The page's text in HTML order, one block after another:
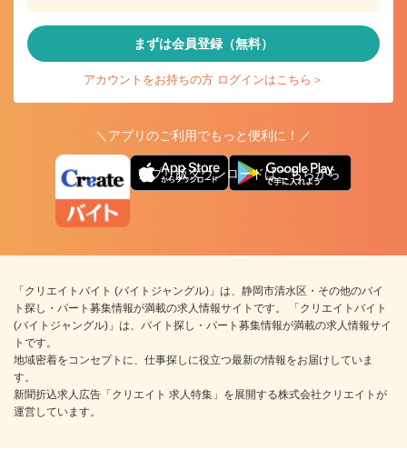
まずは会員登録（無料）
アカウントをお持ちの方 ログインはこちら＞
＼アプリのご利用でもっと便利に！／
アプリ版ダウンロードはこちらから
「クリエイトバイト (バイトジャングル)」は、静岡市清水区・その他のバイ
ト探し・パート募集情報が満載の求人情報サイトです。 「クリエイトバイト
(バイトジャングル)」は、バイト探し・パート募集情報が満載の求人情報サイ
トです。
地域密着をコンセプトに、仕事探しに役立つ最新の情報をお届けしていま
す。
新聞折込求人広告「クリエイト 求人特集」を展開する株式会社クリエイトが
運営しています。